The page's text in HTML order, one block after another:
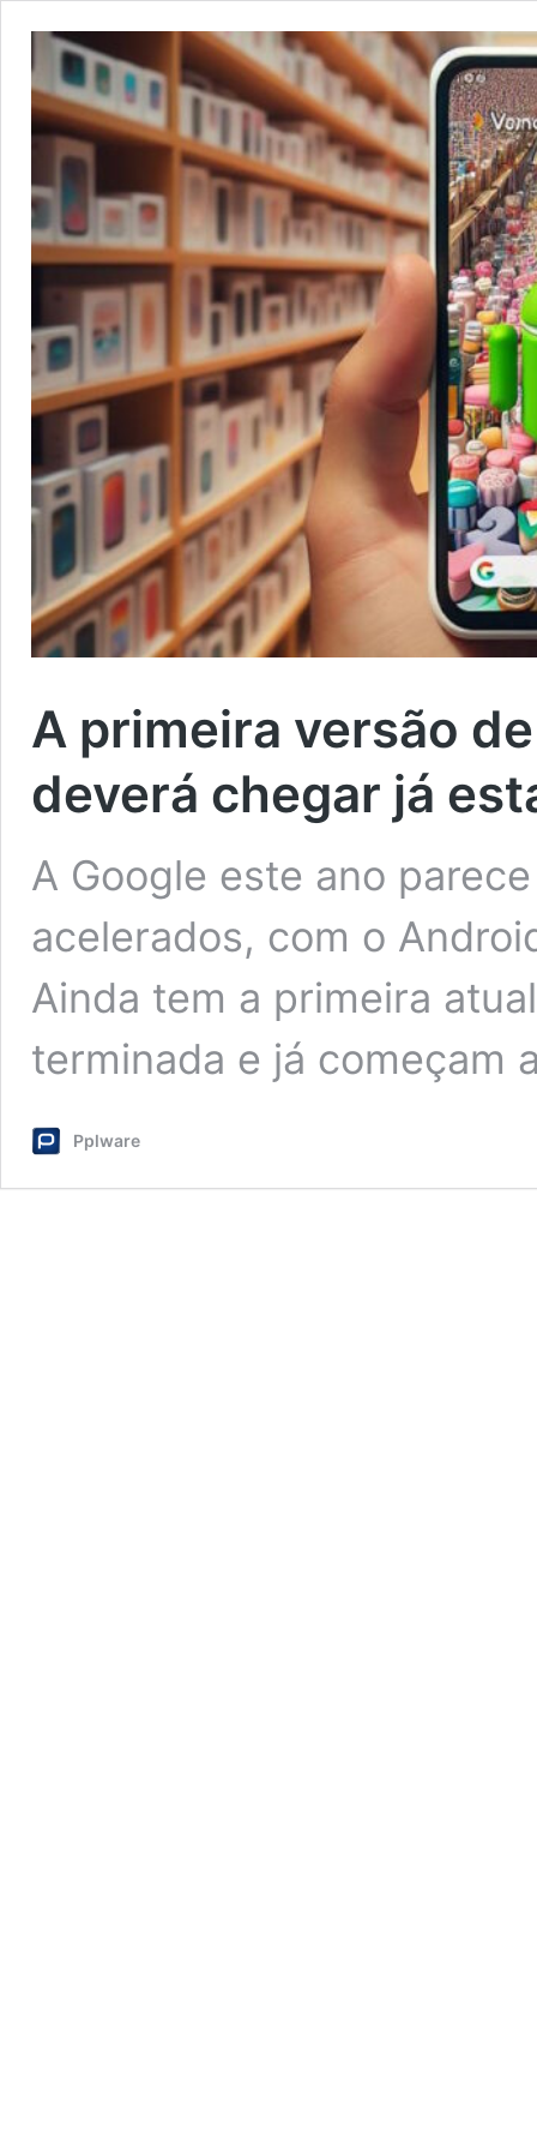
A primeira versão
deverá chegar já
A Google este ano
acelerados, com o
Ainda tem a primeira
terminada e já começam
Pplware